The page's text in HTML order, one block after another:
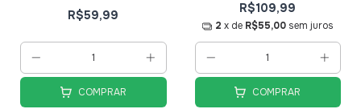
R$59,99
COMPRAR
R$109,99
2 x de R$55,00 sem juros
COMPRAR